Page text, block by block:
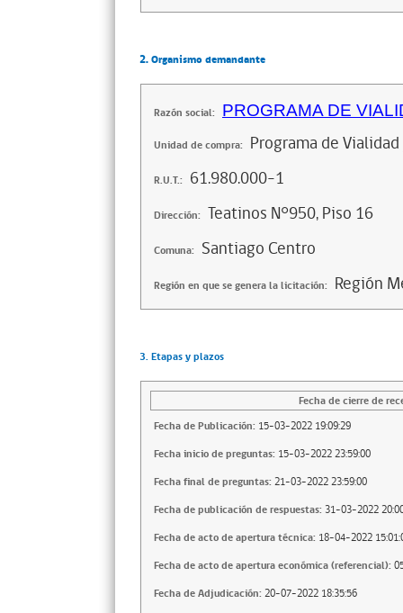
2. Organismo demandante
Razón social: PROGRAMA DE
Unidad de compra: Programa de
R.U.T.: 61.980.000-1
Dirección: Teatinos N°950, Piso 16
Comuna: Santiago Centro
Región en que se genera la licitación: Región
3. Etapas y plazos
Fecha de cierre de
Fecha de Publicación: 15-03-2022 19:09:29
Fecha inicio de preguntas: 15-03-2022 23:59:00
Fecha final de preguntas: 21-03-2022 23:59:00
Fecha de publicación de respuestas: 31-03-2022
Fecha de acto de apertura técnica: 18-04-2022
Fecha de acto de apertura económica (referencial):
Fecha de Adjudicación: 20-07-2022 18:35:56